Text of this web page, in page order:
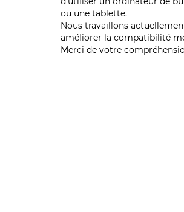
ou une tablette.
Nous travaillons
améliorer la compatibilité
Merci de votre